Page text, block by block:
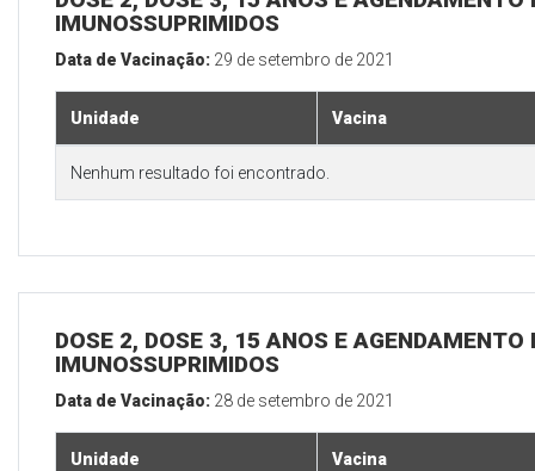
IMUNOSSUPRIMIDOS
Data de Vacinação: 29 de setembro de 2021
Unidade Vacina
Nenhum resultado foi encontrado.
DOSE 2, DOSE 3, 15 ANOS E
IMUNOSSUPRIMIDOS
Data de Vacinação: 28 de setembro de 2021
Unidade Vacina